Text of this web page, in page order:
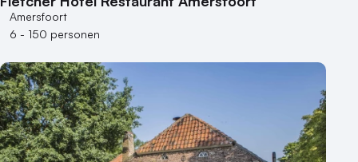
Theater
Varende locatie
Amersfoort
6 - 150 personen